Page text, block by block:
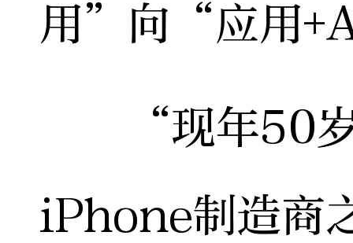
用”向“应用
“现年50岁
iPhone制造商